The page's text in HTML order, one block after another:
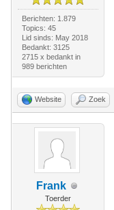
Berichten: 1.879
Topics: 45
Lid sinds: May 2018
Bedankt: 3125
2715 x bedankt in
989 berichten
Website Zoek
Frank
Toerder